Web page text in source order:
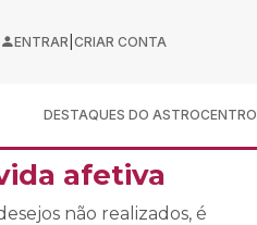
ENTRAR CRIAR CONTA
DESTAQUES DO ASTROCENTRO